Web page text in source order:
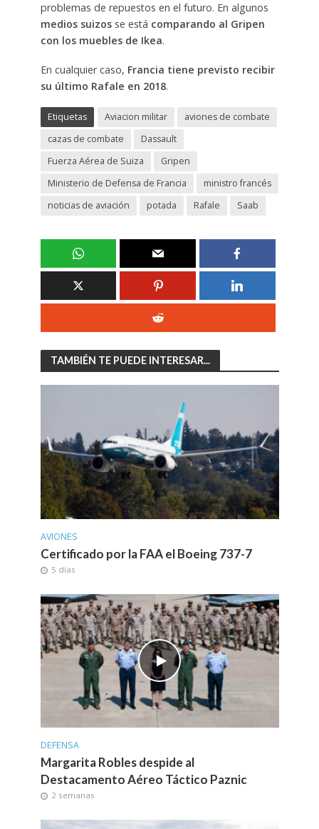
problemas de repuestos en el futuro. En algunos
medios suizosse está comparando al Gripen
con los muebles de Ikea.
En cualquier caso, Francia tiene previsto recibir
su último Rafale en 2018.
Etiquetas Aviacion militar
aviones de combate
cazas de combate
Dassault
Fuerza Aérea de Suiza
Gripen
Ministerio de Defensa de Francia
ministro francés
noticias de aviación
potada Rafale Saab
TAMBIÉN TE PUEDE INTERESAR...
AVIONES
Certificado por la FAA el Boeing 737-7
5 días
DEFENSA
Margarita Robles despide al
Destacamento Aéreo Táctico Paznic
2 semanas